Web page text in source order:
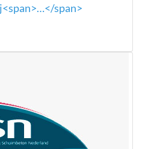
span>